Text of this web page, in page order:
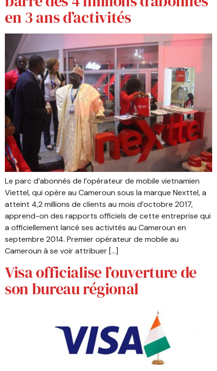
en 3 ans d’activités
Le parc d’abonnés de l’opérateur de mobile vietnamien
Viettel, qui opère au Cameroun sous la marque Nexttel, a
atteint 4,2 millions de clients au mois d’octobre 2017,
apprend-on des rapports officiels de cette entreprise qui
a officiellement lancé ses activités au Cameroun en
septembre 2014. Premier opérateur de mobile au
Cameroun à se voir attribuer […]
Visa officialise l’ouverture de
son bureau régional